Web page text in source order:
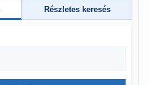
Részletes keresés